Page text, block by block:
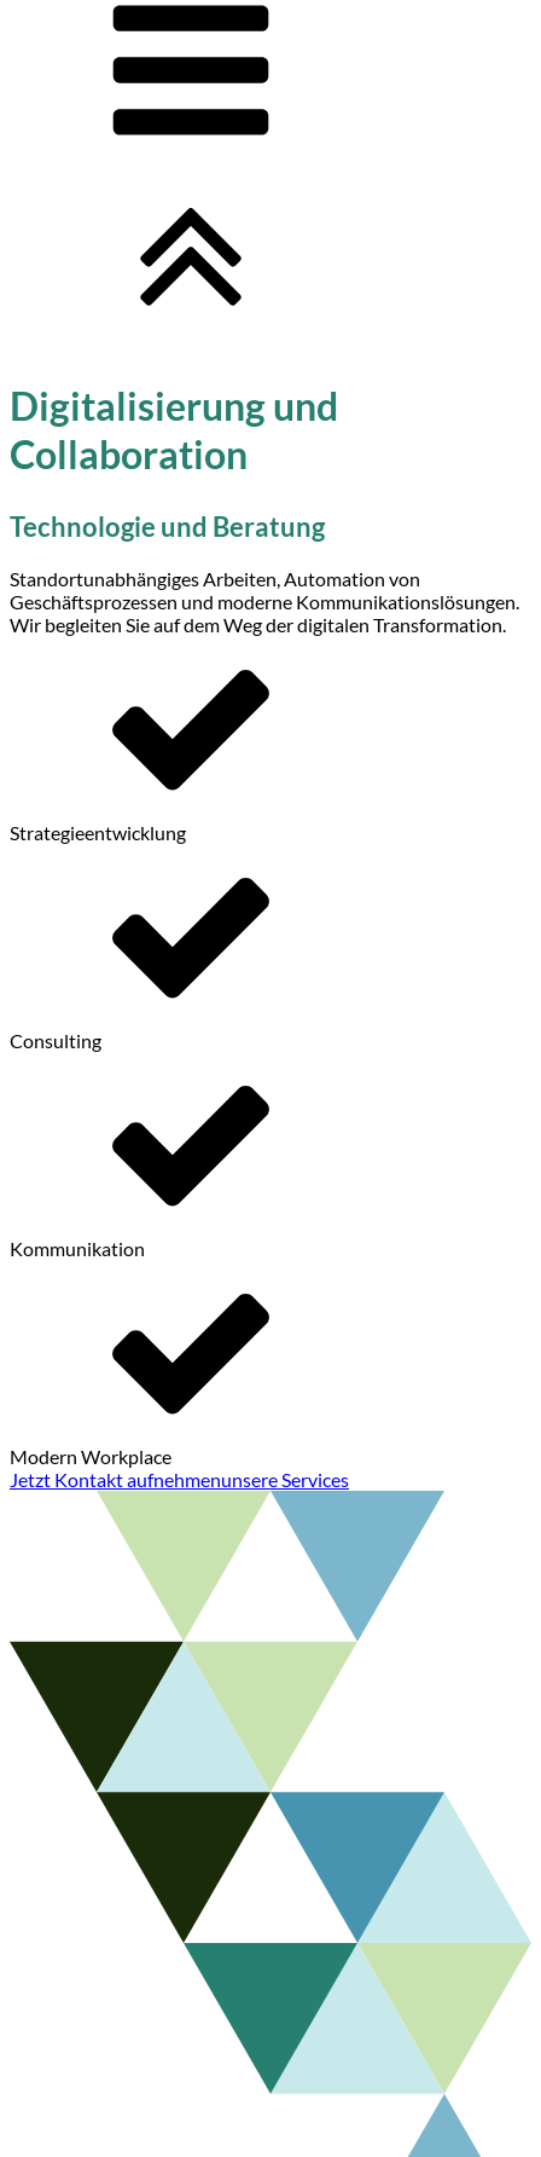
Digitalisierung und
Collaboration
Technologie und Beratung
Standortunabhängiges Arbeiten, Automation von
Geschäftsprozessen und moderne Kommunikationslösungen.
Wir begleiten Sie auf dem Weg der digitalen Transformation.
Strategieentwicklung
Consulting
Kommunikation
Modern Workplace
Jetzt Kontakt aufnehmenunsere Services